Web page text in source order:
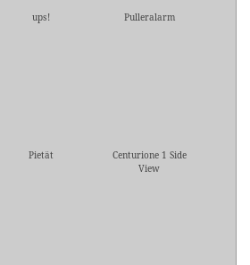
ups!
Pulleralarm
Pietät
Centurione 1 Side
View